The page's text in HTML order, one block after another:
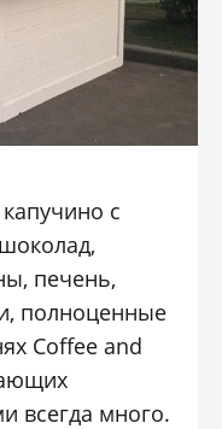
с
печень,
полноценные
Coffee and
всегда много.